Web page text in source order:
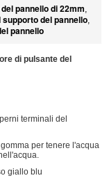
pannello di 22mm,
del pannello,
pannello
di pulsante del
terminali del
per tenere l'acqua
giallo blu